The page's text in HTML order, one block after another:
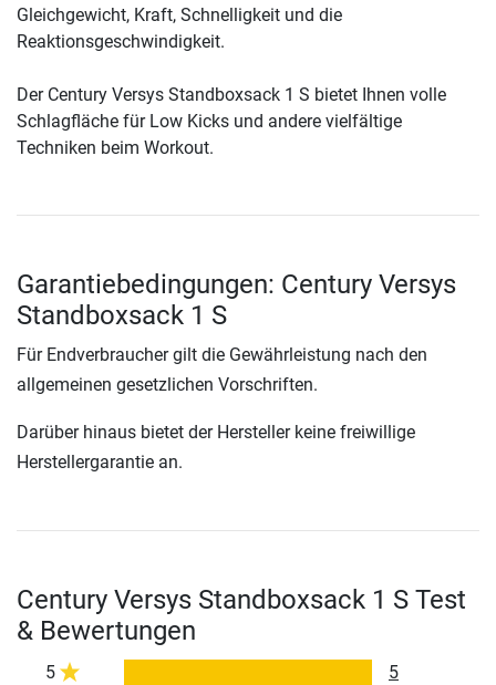
Gleichgewicht, Kraft, Schnelligkeit und die
Reaktionsgeschwindigkeit.
Der Century Versys Standboxsack 1 S bietet Ihnen volle
Schlagfläche für Low Kicks und andere vielfältige
Techniken beim Workout.
Garantiebedingungen: Century Versys
Standboxsack 1 S
Für Endverbraucher gilt die Gewährleistung nach den
allgemeinen gesetzlichen Vorschriften.
Darüber hinaus bietet der Hersteller keine freiwillige
Herstellergarantie an.
Century Versys Standboxsack 1 S Test
& Bewertungen
5
5